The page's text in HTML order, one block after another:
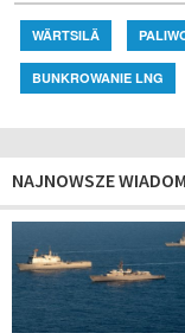
WÄRTSILÄ
BUNKROWANIE LNG
NAJNOWSZE